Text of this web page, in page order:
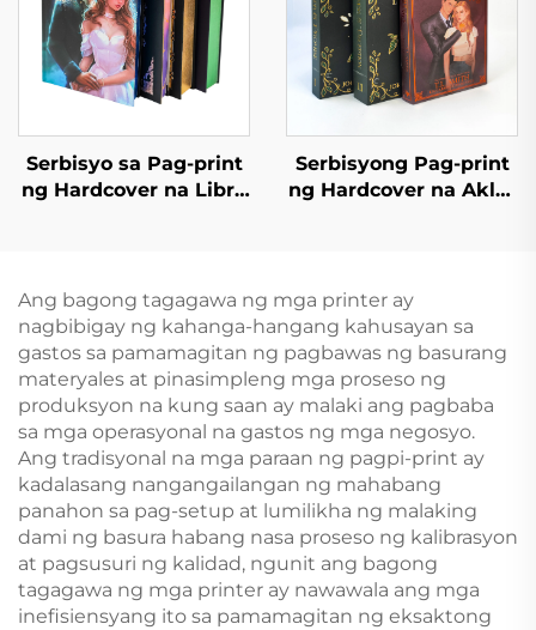
Book na may Gintong
Gilya
Serbisyo sa Pag-print
ng Hardcover na Libro
Nobela na may
Sprayed Edges
Serbisyong Pag-print
ng Hardcover na Aklat
Gilid
Ang bagong tagagawa ng mga printer ay
nagbibigay ng kahanga-hangang kahusayan sa
gastos sa pamamagitan ng pagbawas ng basurang
materyales at pinasimpleng mga proseso ng
produksyon na kung saan ay malaki ang pagbaba
sa mga operasyonal na gastos ng mga negosyo.
Ang tradisyonal na mga paraan ng pagpi-print ay
kadalasang nangangailangan ng mahabang
panahon sa pag-setup at lumilikha ng malaking
dami ng basura habang nasa proseso ng kalibrasyon
at pagsusuri ng kalidad, ngunit ang bagong
tagagawa ng mga printer ay nawawala ang mga
inefisiensyang ito sa pamamagitan ng eksaktong